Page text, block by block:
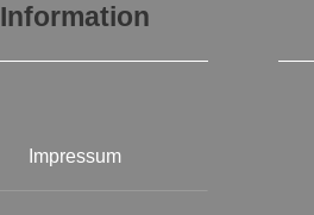
Information
Impressum